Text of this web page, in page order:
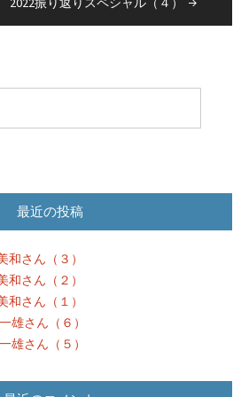
最近の投稿
和さん（３）
和さん（２）
和さん（１）
雄さん（６）
雄さん（５）